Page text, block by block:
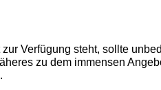
Verfügung steht, sollte
zu dem immensen